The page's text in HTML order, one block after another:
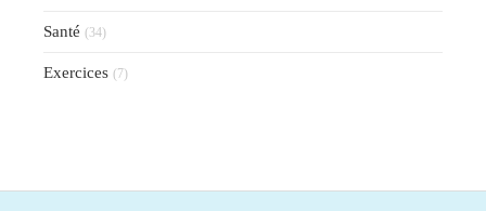
Santé (34)
Exercices (7)